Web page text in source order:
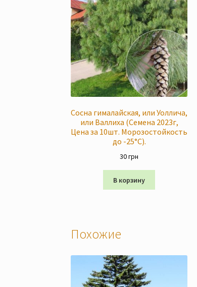
Сосна гималайская, или Уоллича,
или Валлиха (Семена 2023г,
Цена за 10шт. Морозостойкость
до -25°C).
30грн
В корзину
Похожие